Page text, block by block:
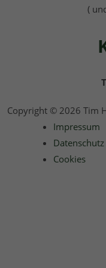
(
Copyright © 2026 Tim
Impressum
Datenschutz
Cookies